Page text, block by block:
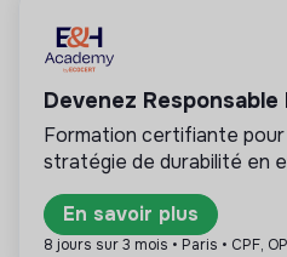
S'adapter aux
Être discret·e quant aux
l'exercice de l'activité
Cette structure repose sur
solidarité et d’utilité
gestion est démocratique
lucrativité est limitée. Il
coopérative, fondation,
Devenez Responsable
Formation certifiante
stratégie de durabilité en
En savoir plus
8 jours sur 3 mois • Paris • CPF,